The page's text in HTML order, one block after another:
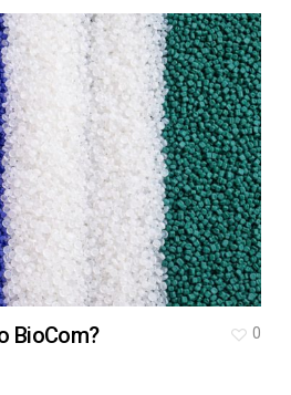
BioCom? 0